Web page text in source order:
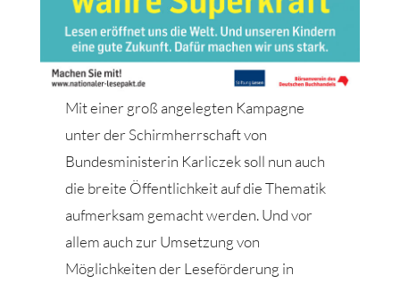
Mit einer groß angelegten Kampagne
unter der Schirmherrschaft von
Bundesministerin Karliczek soll nun auch
die breite Öffentlichkeit auf die Thematik
aufmerksam gemacht werden. Und vor
allem auch zur Umsetzung von
Möglichkeiten der Leseförderung in